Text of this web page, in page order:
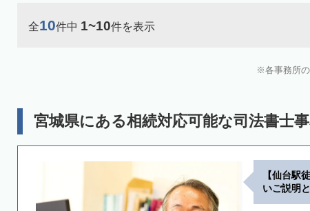
全10件中 1~10件を表示
各事務所
宮城県にある相続対応可能な司法書士
【仙台駅
いご説明